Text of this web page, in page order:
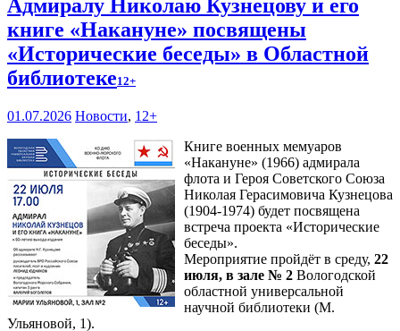
Адмиралу Николаю Кузнецову и его
книге «Накануне» посвящены
«Исторические беседы» в Областной
библиотеке12+
01.07.2026 Новости, 12+
Книге военных мемуаров
«Накануне» (1966) адмирала
флота и Героя Советского Союза
Николая Герасимовича Кузнецова
(1904-1974) будет посвящена
встреча проекта «Исторические
беседы».
Мероприятие пройдёт в среду, 22
июля, в зале № 2 Вологодской
областной универсальной
научной библиотеки (М.
Ульяновой, 1).